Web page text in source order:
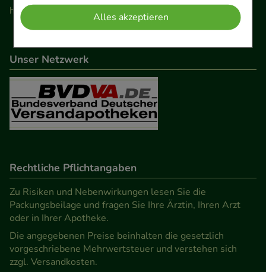
Komfort:Diese Cookies werden genutzt um das
Einkaufserlebnis noch ansprechender zu gestalten,
beispielsweise für die Wiedererkennung des
Besuchers oder unsere Seite an bevorzugte
Verhaltensweisen (z.B. Spracheinstellung)
anzupassen. Komfort-Cookies ermöglichen es uns
auch auf Ihre Bedürfnisse zugeschrittene Inhalte
Statistik & Tracking:Hierüber lassen sich
Informationen über die Art und Weise der Nutzung
unserer Website sammeln, mit deren Hilfe wir
unsere Website weiter für Sie optimieren können,
den Inhalt auf unserer Website aber auch die
Alles akzeptieren
Unser Netzwerk
Rechtliche Pflichtangaben
Zu Risiken und Nebenwirkungen lesen Sie die
Packungsbeilage und fragen Sie Ihre Ärztin, Ihren Arzt
oder in Ihrer Apotheke.
Die angegebenen Preise beinhalten die gesetzlich
vorgeschriebene Mehrwertsteuer und verstehen sich
zzgl. Versandkosten.